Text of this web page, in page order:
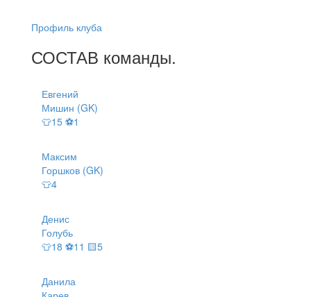
Профиль клуба
СОСТАВ команды.
Евгений
Мишин (GK)
👕15 ⚽1
Максим
Горшков (GK)
👕4
Денис
Голубь
👕18 ⚽11 🟨5
Данила